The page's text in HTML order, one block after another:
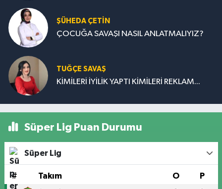
ŞÜHEDA ÇETİN
ÇOCUĞA SAVAŞI NASIL ANLATMALIYIZ?
TUĞÇE SAVAŞ
KİMİLERİ İYİLİK YAPTI KİMİLERİ REKLAM...
Süper Lig Puan Durumu
Süper Lig
# Takım O P